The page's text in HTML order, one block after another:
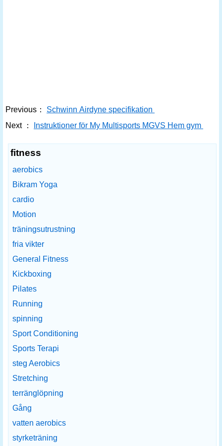
Previous：
Schwinn Airdyne specifikation
Next ：
Instruktioner för My Multisports MGVS Hem gym
fitness
aerobics
Bikram Yoga
cardio
Motion
träningsutrustning
fria vikter
General Fitness
Kickboxing
Pilates
Running
spinning
Sport Conditioning
Sports Terapi
steg Aerobics
Stretching
terränglöpning
Gång
vatten aerobics
styrketräning